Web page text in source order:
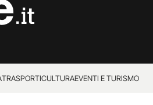
TRASPORTICULTURAEVENTI E TURISMO